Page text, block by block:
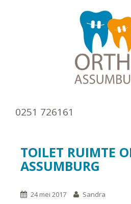
0251 726161
TOILET RUIMTE
ASSUMBURG
24 mei 2017 Sandra